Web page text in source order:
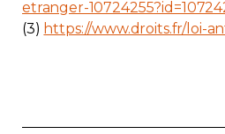
etranger-
(3) https://www.droits.fr/loi-